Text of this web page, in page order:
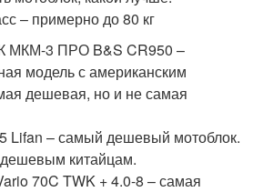
МКМ-3 ПРО B&S CR950 –
модель с американским
дешевая, но и не самая
Lifan – самый дешевый мотоблок.
китайцам.
70C TWK + 4.0-8 – самая